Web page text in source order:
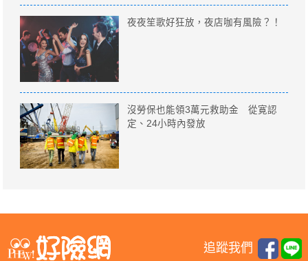
夜夜笙歌好狂放，夜店咖有風險？！
沒勞保也能領3萬元救助金 從寛認
定、24小時內發放
追蹤我們